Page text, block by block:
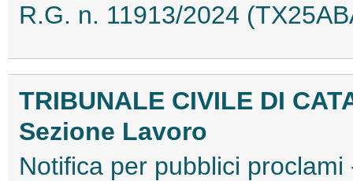
R.G. n. 11913/2024
TRIBUNALE CIVILE DI
Sezione Lavoro
Notifica per pubblici